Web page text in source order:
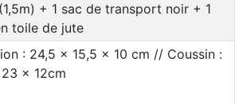
+ 1 sac de transport noir + 1
toile de jute
: 24,5 x 15,5 x 10 cm // Coussin :
x 12cm